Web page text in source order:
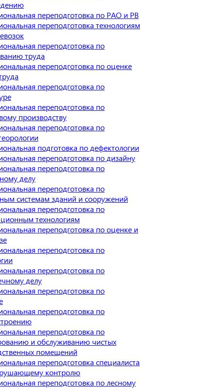
переподготовка по РАО и РВ
переподготовка технологиям
переподготовка по
труда
переподготовка по оценке
переподготовка по
переподготовка по
производству
переподготовка по
подготовка по дефектологии
переподготовка по дизайну
переподготовка по
делу
переподготовка по
системам зданий и сооружений
переподготовка по
технологиям
переподготовка по оценке и
переподготовка по
переподготовка по
делу
переподготовка по
переподготовка по
переподготовка по
и обслуживанию чистых
помещений
переподготовка специалиста
контролю
переподготовка по лесному